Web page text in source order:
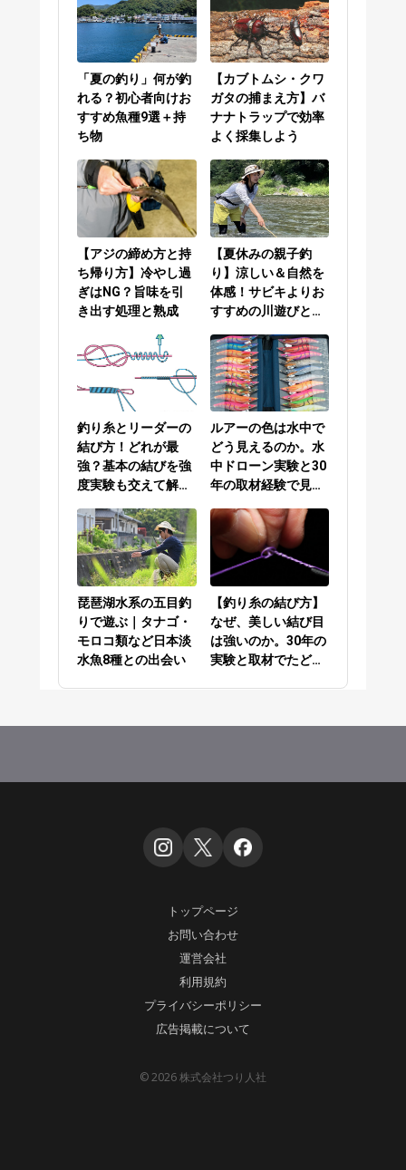
「夏の釣り」何が釣
れる？初心者向けお
すすめ魚種9選＋持
ち物
【カブトムシ・クワ
ガタの捕まえ方】バ
ナナトラップで効率
よく採集しよう
【アジの締め方と持
ち帰り方】冷やし過
ぎはNG？旨味を引
き出す処理と熟成
【夏休みの親子釣
り】涼しい＆自然を
体感！サビキよりお
すすめの川遊びと
釣り糸とリーダーの
結び方！どれが最
強？基本の結びを強
度実験も交えて解説
ーの結び方編
ルアーの色は水中で
どう見えるのか。水
中ドローン実験と30
年の取材経験で見え
琵琶湖水系の五目釣
りで遊ぶ｜タナゴ・
モロコ類など日本淡
水魚8種との出会い
【釣り糸の結び方】
なぜ、美しい結び目
は強いのか。30年の
実験と取材でたどり
トップページ
お問い合わせ
運営会社
利用規約
プライバシーポリシー
広告掲載について
© 2026 株式会社つり人社